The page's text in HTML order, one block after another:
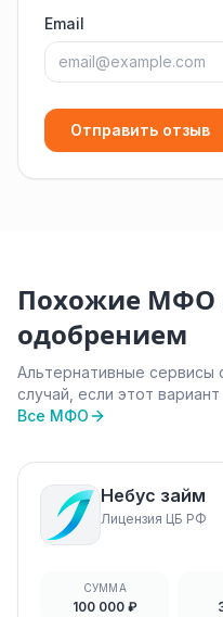
Email
Отправить отзыв
Похожие МФО
одобрением
Альтернативные
случай, если этот
Все МФО
Небус займ
Лицензия ЦБ РФ
СУММА
100 000 ₽